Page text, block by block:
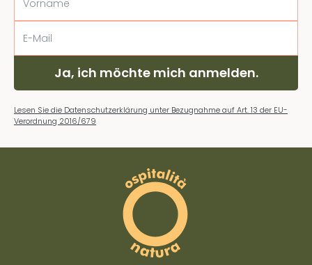
Ja, ich möchte mich anmelden.
Lesen Sie die Datenschutzerklärung unter Bezugnahme auf Art. 13 der EU-
Verordnung 2016/679